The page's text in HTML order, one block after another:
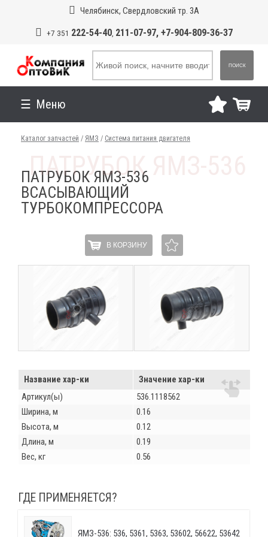
Челябинск, Свердловский тр. 3А
+7 351 222-54-40, 211-07-97, +7-904-809-36-37
ПОИСК
Меню
Каталог запчастей / ЯМЗ / Система питания двигателя
ПАТРУБОК ЯМЗ-536
ВСАСЫВАЮЩИЙ
ТУРБОКОМПРЕССОРА
В КОРЗИНУ
Название хар-ки
Значение хар-ки
Артикул(ы)
536.1118562
Ширина, м
0.16
Высота, м
0.12
Длина, м
0.19
Вес, кг
0.56
ГДЕ ПРИМЕНЯЕТСЯ?
ЯМЗ-536: 536, 5361, 5363, 53602, 56622, 53642